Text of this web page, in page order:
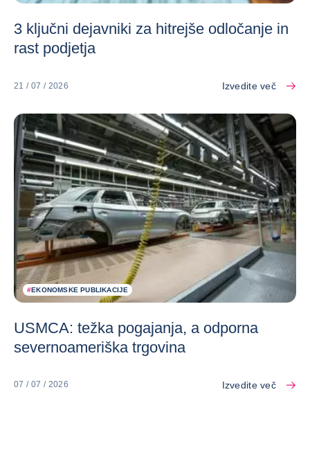
3 ključni dejavniki za hitrejše odločanje in
rast podjetja
21 / 07 / 2026 Izvedite več
#EKONOMSKE PUBLIKACIJE
USMCA: težka pogajanja, a odporna
severnoameriška trgovina
07 / 07 / 2026 Izvedite več